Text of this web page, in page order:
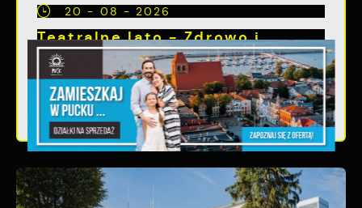
20 - 08 - 2026
Teatralne lato - Zdrowo i
kolorowo